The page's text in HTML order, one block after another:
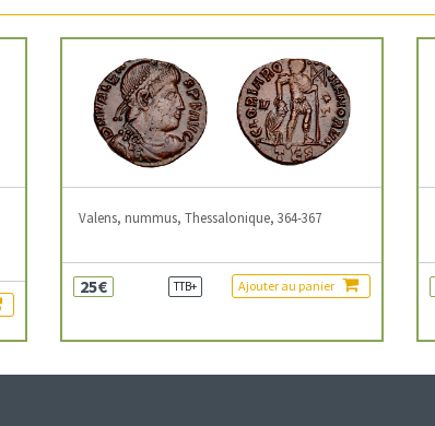
Valens, nummus, Thessalonique, 364-367
25€ TTB+ Ajouter au panier